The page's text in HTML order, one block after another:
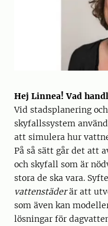
Hej Linnea! Vad
Vid stadsplanering
skyfallssystem
att simulera hur
På så sätt går det att
och skyfall som är
stora de ska vara.
vattenstäderär att
som även kan
lösningar för